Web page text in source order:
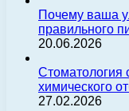
Почему ваша
правильного
20.06.2026
Стоматология
химического
27.02.2026